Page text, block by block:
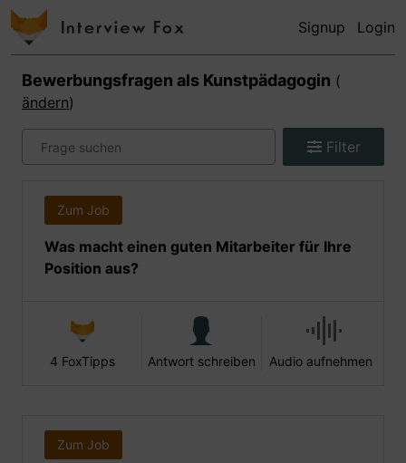
Signup Login
Bewerbungsfragen als Kunstpädagogin (
ändern)
Filter
Zum Job
Was macht einen guten Mitarbeiter für Ihre
Position aus?
4 FoxTipps Antwort schreiben Audio aufnehmen
Zum Job